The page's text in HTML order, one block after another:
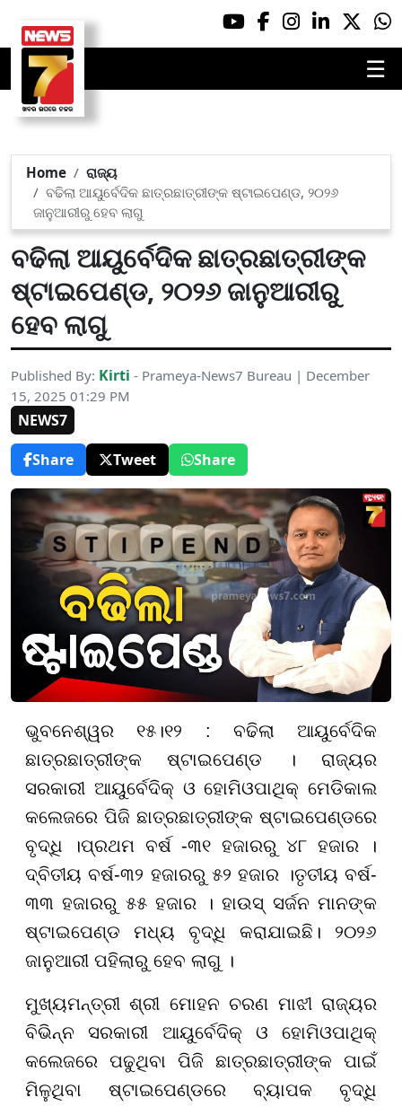
☰
Home
ରାଜ୍ୟ
ବଢିଲା ଆୟୁର୍ବେଦିକ ଛାତ୍ରଛାତ୍ରୀଙ୍କ ଷ୍ଟାଇପେଣ୍ଡ, ୨୦୨୬
ଜାନୁଆରୀରୁ ହେବ ଲାଗୁ
ବଢିଲା ଆୟୁର୍ବେଦିକ ଛାତ୍ରଛାତ୍ରୀଙ୍କ
ଷ୍ଟାଇପେଣ୍ଡ, ୨୦୨୬ ଜାନୁଆରୀରୁ
ହେବ ଲାଗୁ
Published By: Kirti - Prameya-News7 Bureau | December
15, 2025 01:29 PM
NEWS7
Share
Tweet Share
ଭୁବନେଶ୍ୱର ୧୫।୧୨ : ବଢିଲା ଆୟୁର୍ବେଦିକ
ଛାତ୍ରଛାତ୍ରୀଙ୍କ ଷ୍ଟାଇପେଣ୍ଡ । ରାଜ୍ୟର
ସରକାରୀ ଆୟୁର୍ବେଦିକ୍ ଓ ହୋମିଓପାଥିକ୍ ମେଡିକାଲ
କଲେଜରେ ପିଜି ଛାତ୍ରଛାତ୍ରୀଙ୍କ ଷ୍ଟାଇପେଣ୍ଡରେ
ବୃଦ୍ଧି ।ପ୍ରଥମ ବର୍ଷ -୩୧ ହଜାରରୁ ୪୮ ହଜାର ।
ଦ୍ବିତୀୟ ବର୍ଷ-୩୨ ହଜାରରୁ ୫୨ ହଜାର ।ତୃତୀୟ ବର୍ଷ-
୩୩ ହଜାରରୁ ୫୫ ହଜାର । ହାଉସ୍ ସର୍ଜନ ମାନଙ୍କ
ଷ୍ଟାଇପେଣ୍ଡ ମଧ୍ୟ ବୃଦ୍ଧି କରାଯାଇଛି। ୨୦୨୬
ଜାନୁଆରୀ ପହିଲାରୁ ହେବ ଲାଗୁ ।
ମୁଖ୍ୟମନ୍ତ୍ରୀ ଶ୍ରୀ ମୋହନ ଚରଣ ମାଝୀ ରାଜ୍ୟର
ବିଭିନ୍ନ ସରକାରୀ ଆୟୁର୍ବେଦିକ୍ ଓ ହୋମିଓପାଥିକ୍
କଲେଜରେ ପଢୁଥିବା ପିଜି ଛାତ୍ରଛାତ୍ରୀଙ୍କ ପାଇଁ
ମିଳୁଥିବା ଷ୍ଟାଇପେଣ୍ଡରେ ବ୍ୟାପକ ବୃଦ୍ଧି